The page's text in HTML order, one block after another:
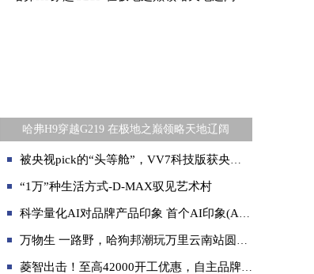
哈弗H9穿越G219 在极地之巅领略天地辽阔
被央视pick的“头等舱”，VV7科技版获央视四大名嘴力荐
“1万”种生活方式-D-MAX驭见艺术村
科学量化AI对品牌产品印象 首个AI印象(AII)指数发布
万物生 一路野，哈狗邦潮玩万里云南站圆满收官
菱智出击！至高42000开工优惠，自主品牌支棱起来了！